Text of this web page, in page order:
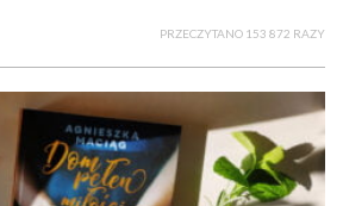
PRZECZYTANO 153 872 RAZY